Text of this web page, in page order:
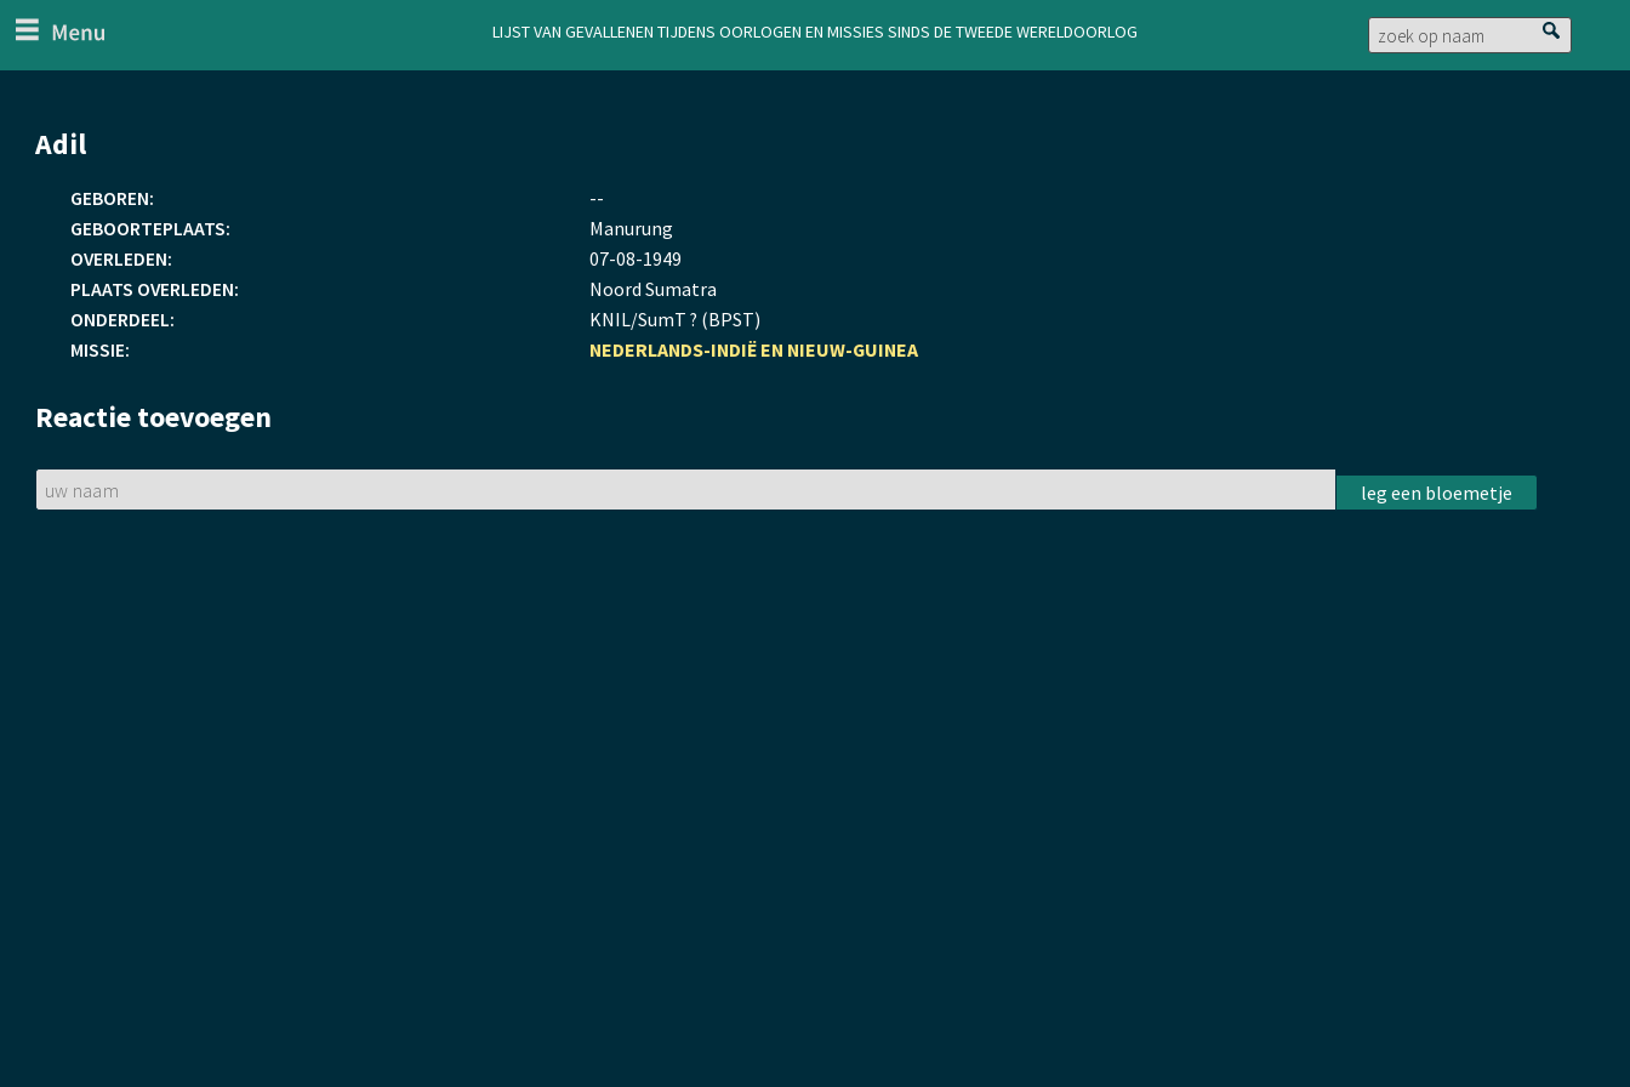
Lijst van gevallenen tijdens oorlogen en missies sinds de Tweede Wereldoorlog
Generaal
Adil
GEBOREN:
--
GEBOORTEPLAATS:
Manurung
OVERLEDEN:
07-08-1949
PLAATS OVERLEDEN:
Noord Sumatra
ONDERDEEL:
KNIL/SumT ? (BPST)
MISSIE:
NEDERLANDS-INDIË EN NIEUW-GUINEA
Reactie toevoegen